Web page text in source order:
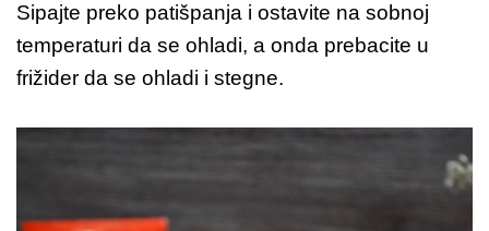
Sipajte preko patišpanja i ostavite na sobnoj
temperaturi da se ohladi, a onda prebacite u
frižider da se ohladi i stegne.